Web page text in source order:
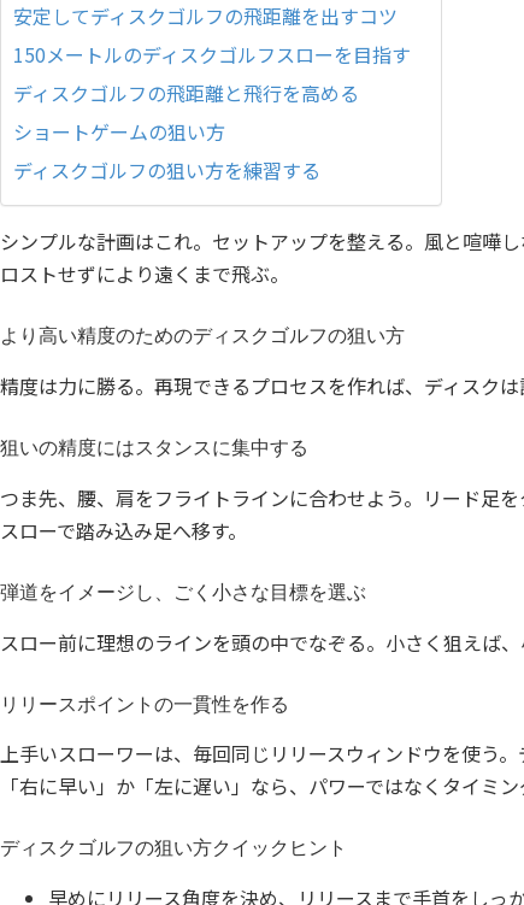
安定してディスクゴルフの飛距離を出すコツ
150メートルのディスクゴルフスローを目指す
ディスクゴルフの飛距離と飛行を高める
ショートゲームの狙い方
ディスクゴルフの狙い方を練習する
シンプルな計画はこれ。セットアップを整える。風と喧嘩
ロストせずにより遠くまで飛ぶ。
より高い精度のためのディスクゴルフの狙い方
精度は力に勝る。再現できるプロセスを作れば、ディスク
狙いの精度にはスタンスに集中する
つま先、腰、肩をフライトラインに合わせよう。リード足
スローで踏み込み足へ移す。
弾道をイメージし、ごく小さな目標を選ぶ
スロー前に理想のラインを頭の中でなぞる。小さく狙えば
リリースポイントの一貫性を作る
上手いスローワーは、毎回同じリリースウィンドウを使う
「右に早い」か「左に遅い」なら、パワーではなくタイミン
ディスクゴルフの狙い方クイックヒント
早めにリリース角度を決め、リリースまで手首をしっか